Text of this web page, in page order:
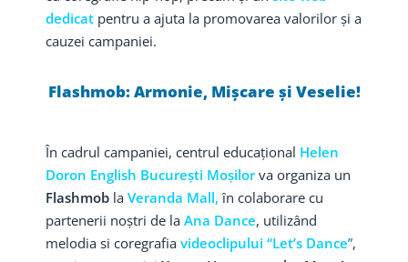
dedicat pentru a ajuta la promovarea valorilor și a
cauzei campaniei.
Flashmob: Armonie, Mișcare și Veselie!
În cadrul campaniei, centrul educațional Helen
Doron English București Moșilorva organiza un
Flashmob la Veranda Mall, în colaborare cu
partenerii noștri de la Ana Dance, utilizând
melodia si coregrafia videoclipului “Let’s Dance”,